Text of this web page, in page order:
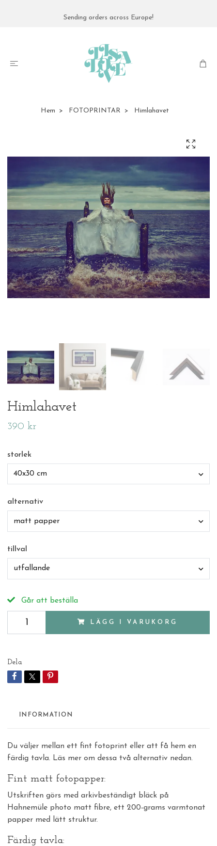
Sending orders across Europe!
Hem FOTOPRINTAR Himlahavet
Himlahavet
390 kr
storlek
40x30 cm
alternativ
matt papper
tillval
utfallande
Går att beställa
LÄGG I VARUKORG
Dela
INFORMATION
Du väljer mellan ett fint fotoprint eller att få hem en
färdig tavla. Läs mer om dessa två alternativ nedan.
Fint matt fotopapper:
Utskriften görs med arkivbeständigt bläck på
Hahnemüle photo matt fibre, ett 200-grams varmtonat
papper med lätt struktur.
Färdig tavla: